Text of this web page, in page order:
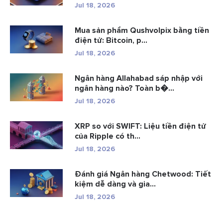
Jul 18, 2026
Mua sản phẩm Qushvolpix bằng tiền
điện tử: Bitcoin, p...
Jul 18, 2026
Ngân hàng Allahabad sáp nhập với
ngân hàng nào? Toàn b�...
Jul 18, 2026
XRP so với SWIFT: Liệu tiền điện tử
của Ripple có th...
Jul 18, 2026
Đánh giá Ngân hàng Chetwood: Tiết
kiệm dễ dàng và gia...
Jul 18, 2026